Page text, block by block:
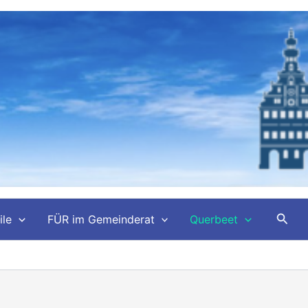
FÜR im Gemeinderat Querbeet